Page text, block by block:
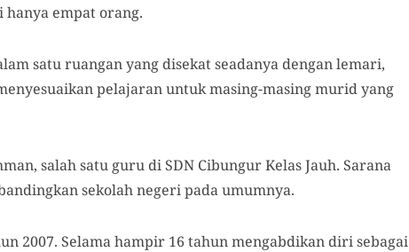
hanya empat orang.
satu ruangan yang disekat seadanya dengan lemari,
pelajaran untuk masing-masing murid yang
salah satu guru di SDN Cibungur Kelas Jauh. Sarana
sekolah negeri pada umumnya.
2007. Selama hampir 16 tahun mengabdikan diri sebagai